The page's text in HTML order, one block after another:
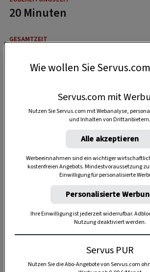
20 Minuten
Anzeige
Wie wollen Sie
Servus.com mit
Nutzen Sie Servus.com mit Webanalyse,
und Inhalten von Drittanbietern.
Alle akzeptieren
Werbeeinnahmen sind ein wichtiger
kostenfreien Angebots. Mindestvoraussetzung
Einwilligung für personalisierte
Personalisierte
Ihre Einwilligung ist jederzeit widerrufbar.
Nutzung deaktiviert werden.
Servus PUR
Nutzen Sie die Abo-Angebote von Servus.com